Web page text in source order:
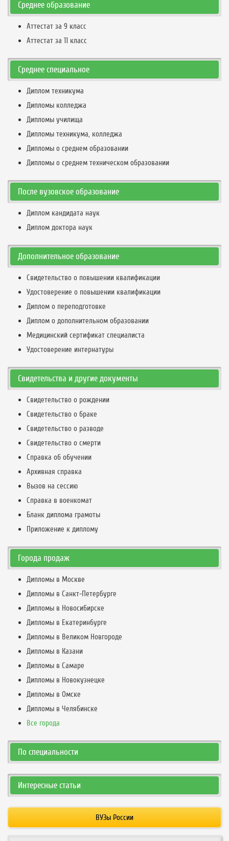
Среднее образование
Аттестат за 9 класс
Аттестат за 11 класс
Среднее специальное
Диплом техникума
Дипломы колледжа
Дипломы училища
Дипломы техникума, колледжа
Дипломы о среднем образовании
Дипломы о среднем техническом образовании
После вузовское образование
Диплом кандидата наук
Диплом доктора наук
Дополнительное образование
Свидетельство о повышении квалификации
Удостоверение о повышении квалификации
Диплом о переподготовке
Диплом о дополнительном образовании
Медицинский сертификат специалиста
Удостоверение интернатуры
Свидетельства и другие документы
Свидетельство о рождении
Свидетельство о браке
Свидетельство о разводе
Свидетельство о смерти
Справка об обучении
Архивная справка
Вызов на сессию
Справка в военкомат
Бланк диплома грамоты
Приложение к диплому
Города продаж
Дипломы в Москве
Дипломы в Санкт-Петербурге
Дипломы в Новосибирске
Дипломы в Екатеринбурге
Дипломы в Великом Новгороде
Дипломы в Казани
Дипломы в Самаре
Дипломы в Новокузнецке
Дипломы в Омске
Дипломы в Челябинске
Все города
По специальности
Интересные статьи
ВУЗы России